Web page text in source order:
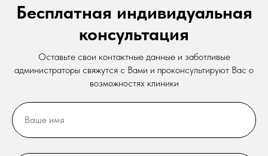
Бесплатная индивидуальная
консультация
Оставьте свои контактные данные и заботливые
администраторы свяжутся с Вами и проконсультируют Вас о
возможностях клиники